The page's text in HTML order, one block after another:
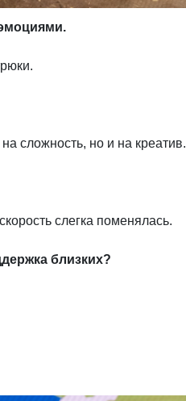
сложность, но и на креатив.
слегка поменялась.
близких?